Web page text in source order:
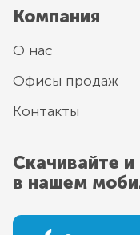
Компания
О нас
Офисы продаж
Контакты
Скачивайте
в нашем